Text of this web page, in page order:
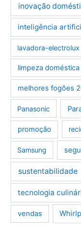
inovação
inteligência
lavadora-electrolux
limpeza doméstica
melhores fogões
Panasonic
promoção
Samsung
sustentabilidade
tecnologia
vendas